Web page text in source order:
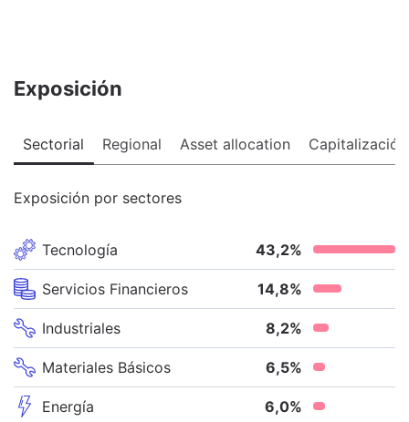
Exposición
Sectorial Regional Asset allocation Capitalización
Exposición por sectores
Tecnología 43,2%
Servicios Financieros 14,8%
Industriales 8,2%
Materiales Básicos 6,5%
Energía 6,0%